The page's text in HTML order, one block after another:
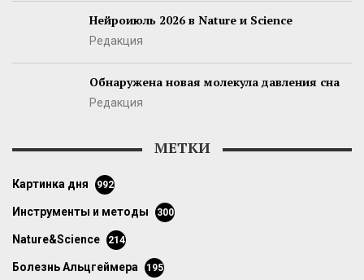
Нейроиюль 2026 в Nature и Science
Редакция
Обнаружена новая молекула давления сна
Редакция
МЕТКИ
картинка дня 992
инструменты и методы 300
Nature&Science 214
болезнь Альцгеймера 195